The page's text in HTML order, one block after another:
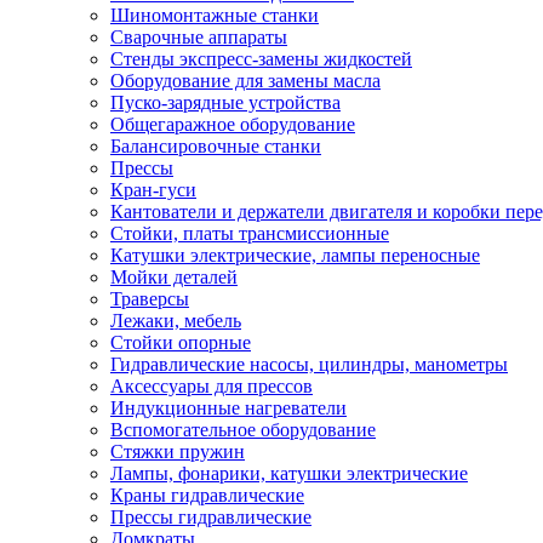
Шиномонтажные станки
Сварочные аппараты
Стенды экспресс-замены жидкостей
Оборудование для замены масла
Пуско-зарядные устройства
Общегаражное оборудование
Балансировочные станки
Прессы
Кран-гуси
Кантователи и держатели двигателя и коробки
Стойки, платы трансмиссионные
Катушки электрические, лампы переносные
Мойки деталей
Траверсы
Лежаки, мебель
Стойки опорные
Гидравлические насосы, цилиндры, манометры
Аксессуары для прессов
Индукционные нагреватели
Вспомогательное оборудование
Стяжки пружин
Лампы, фонарики, катушки электрические
Краны гидравлические
Прессы гидравлические
Домкраты